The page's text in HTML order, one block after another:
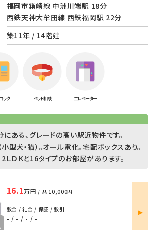
福岡市箱崎線 中洲川端駅 18分
西鉄天神大牟田線 西鉄福岡駅 22分
築11年 / 14階建
ック ペット相談 エレベーター
ある、グレードの高い駅近物件です。
型犬・猫）。オール電化。宅配ボックスあり。
2ＬＤＫと16タイプのお部屋があります。
16.1万円 / 共 10,000円
敷金 / 礼金 / 保証 / 敷引
- / - / - / -
部屋
詳細